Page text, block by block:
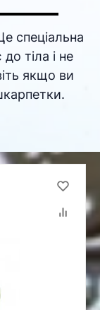
спеціальна
тіла і не
якщо ви